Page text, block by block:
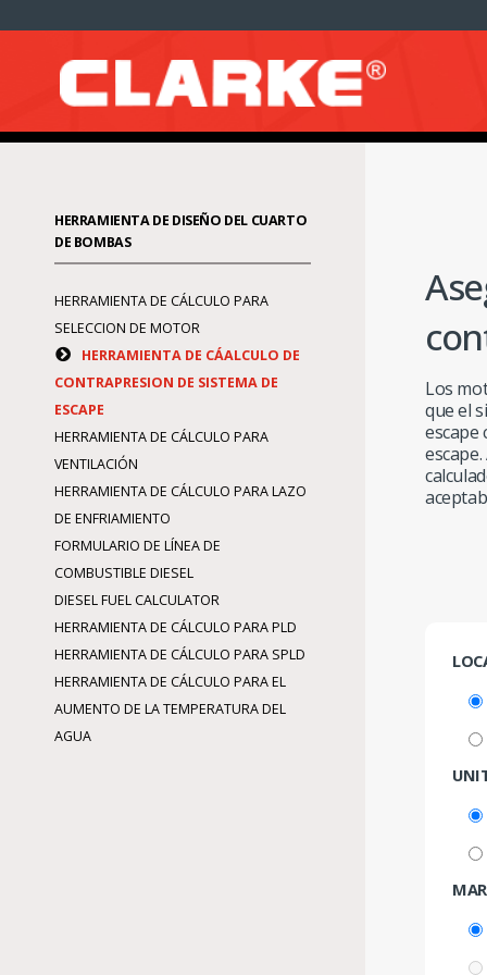
Los
que el
escape
HERRAMIENTA DE DISEÑO DEL CUARTO
DE BOMBAS
HERRAMIENTA DE CÁLCULO PARA
SELECCION DE MOTOR
HERRAMIENTA DE CÁALCULO DE
CONTRAPRESION DE SISTEMA DE
ESCAPE
HERRAMIENTA DE CÁLCULO PARA
VENTILACIÓN
HERRAMIENTA DE CÁLCULO PARA LAZO
DE ENFRIAMIENTO
FORMULARIO DE LÍNEA DE
COMBUSTIBLE DIESEL
DIESEL FUEL CALCULATOR
HERRAMIENTA DE CÁLCULO PARA PLD
HERRAMIENTA DE CÁLCULO PARA SPLD
HERRAMIENTA DE CÁLCULO PARA EL
AUMENTO DE LA TEMPERATURA DEL
AGUA